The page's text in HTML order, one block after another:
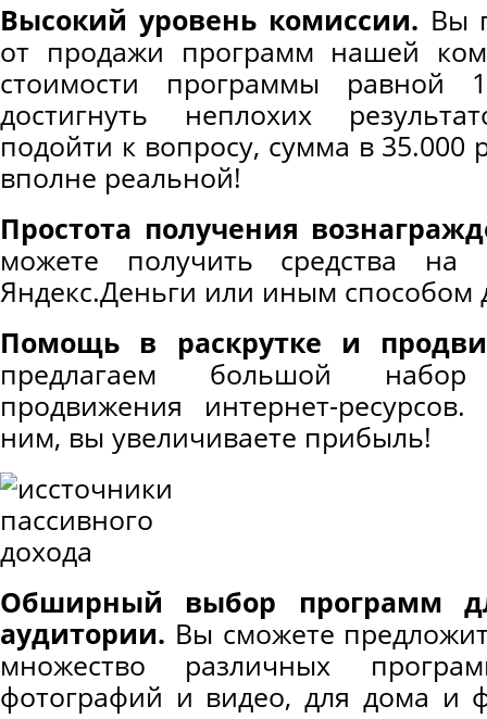
Высокий уровень комиссии. Вы
от продажи программ нашей
стоимости программы равной
достигнуть неплохих
подойти к вопросу, сумма в 35.000
вполне реальной!
Простота получения
можете получить средства на
Яндекс.Деньги или иным способом
Помощь в раскрутке и
предлагаем большой
продвижения интернет-
ним, вы увеличиваете прибыль!
Обширный выбор программ
аудитории. Вы сможете
множество различных
фотографий и видео, для дома и